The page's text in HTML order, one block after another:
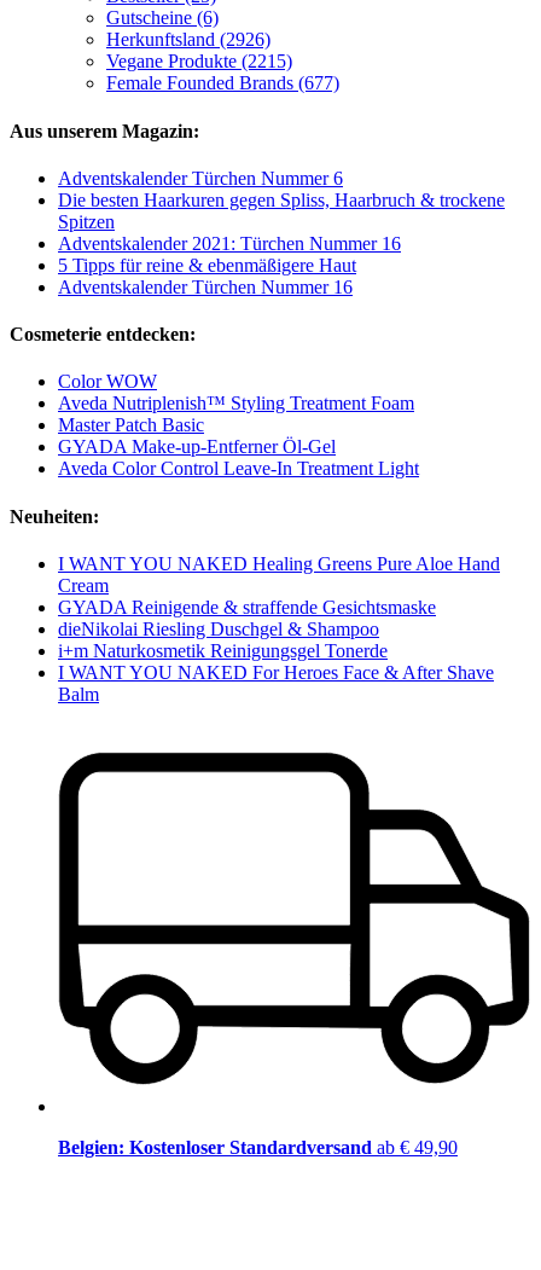
Gutscheine (6)
Herkunftsland (2926)
Vegane Produkte (2215)
Female Founded Brands (677)
Aus unserem Magazin:
Adventskalender Türchen Nummer 6
Die besten Haarkuren gegen Spliss, Haarbruch & trockene
Spitzen
Adventskalender 2021: Türchen Nummer 16
5 Tipps für reine & ebenmäßigere Haut
Adventskalender Türchen Nummer 16
Cosmeterie entdecken:
Color WOW
Aveda Nutriplenish™ Styling Treatment Foam
Master Patch Basic
GYADA Make-up-Entferner Öl-Gel
Aveda Color Control Leave-In Treatment Light
Neuheiten:
I WANT YOU NAKED Healing Greens Pure Aloe Hand
Cream
GYADA Reinigende & straffende Gesichtsmaske
dieNikolai Riesling Duschgel & Shampoo
i+m Naturkosmetik Reinigungsgel Tonerde
I WANT YOU NAKED For Heroes Face & After Shave
Balm
Belgien: Kostenloser Standardversand ab € 49,90